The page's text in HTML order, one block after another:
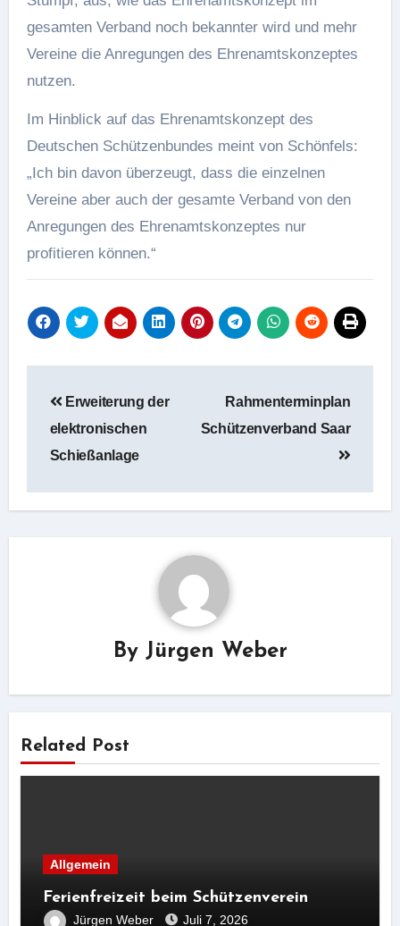
gesamten Verband noch bekannter wird und mehr
Vereine die Anregungen des Ehrenamtskonzeptes
nutzen.
Im Hinblick auf das Ehrenamtskonzept des
Deutschen Schützenbundes meint von Schönfels:
„Ich bin davon überzeugt, dass die einzelnen
Vereine aber auch der gesamte Verband von den
Anregungen des Ehrenamtskonzeptes nur
profitieren können.“
Erweiterung der
elektronischen
Schießanlage
Rahmenterminplan
Schützenverband Saar
By Jürgen Weber
Related Post
Allgemein
Ferienfreizeit beim Schützenverein
Jürgen Weber Juli 7, 2026